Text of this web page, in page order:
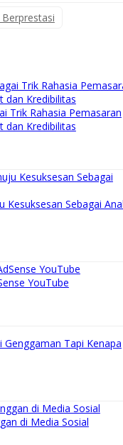
Trik Rahasia Pemasaran
dan Kredibilitas
Kesuksesan Sebagai
YouTube
Genggaman Tapi Kenapa
di Media Sosial